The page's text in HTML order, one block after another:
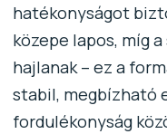
hatékonyságot
közepe lapos, míg
hajlanak – ez a
stabil, megbízható
fordulékonyság